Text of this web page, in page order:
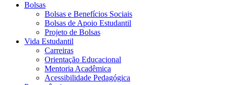
Bolsas
Bolsas e Benefícios Sociais
Bolsas de Apoio Estudantil
Projeto de Bolsas
Vida Estudantil
Carreiras
Orientação Educacional
Mentoria Acadêmica
Acessibilidade Pedagógica